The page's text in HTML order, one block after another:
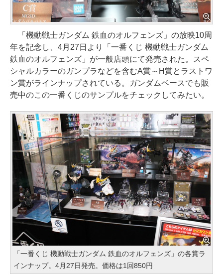
「機動戦士ガンダム 鉄血のオルフェンズ」の放映10周
年を記念し、4月27日より「一番くじ 機動戦士ガンダム
鉄血のオルフェンズ」が一般店頭にて発売された。スペ
シャルカラーのガンプラなどを含むA賞～H賞とラストワ
ン賞がラインナップされている。ガンダムベースでも販
売中のこの一番くじのサンプルをチェックしてみたい。
「一番くじ 機動戦士ガンダム 鉄血のオルフェンズ」の各賞ラ
インナップ。4月27日発売。価格は1回850円